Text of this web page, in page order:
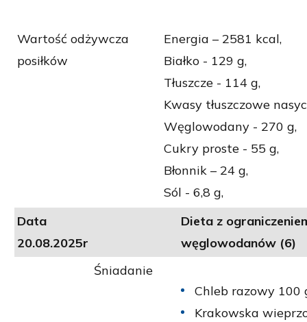
Wartość odżywcza
posiłków
Energia – 2581 kcal,
Białko - 129 g,
Tłuszcze - 114 g,
Kwasy tłuszczowe
Węglowodany - 270 g,
Cukry proste - 55 g,
Błonnik – 24 g,
Sól - 6,8 g,
Data
20.08.2025r
Dieta z
węglowodanów (6)
Śniadanie
Chleb razowy 100
Krakowska